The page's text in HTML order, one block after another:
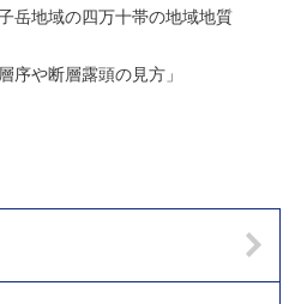
岳地域の四万十帯の地域地質
序や断層露頭の見方」